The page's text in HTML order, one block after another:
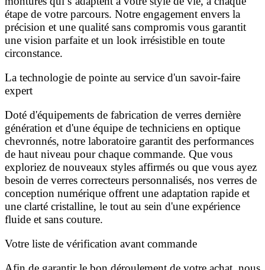
étape de votre parcours. Notre engagement envers la
précision et une qualité sans compromis vous garantit
une vision parfaite et un look irrésistible en toute
circonstance.
La technologie de pointe au service d'un savoir-faire
expert
Doté d'équipements de fabrication de verres dernière
génération et d'une équipe de techniciens en optique
chevronnés, notre laboratoire garantit des performances
de haut niveau pour chaque commande. Que vous
exploriez de nouveaux styles affirmés ou que vous ayez
besoin de verres correcteurs personnalisés, nos verres de
conception numérique offrent une adaptation rapide et
une clarté cristalline, le tout au sein d'une expérience
fluide et sans couture.
Votre liste de vérification avant commande